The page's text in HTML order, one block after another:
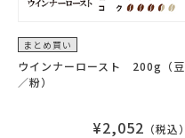
まとめ買い
ウインナーロースト 200g（豆
／粉）
¥2,052 （税込）